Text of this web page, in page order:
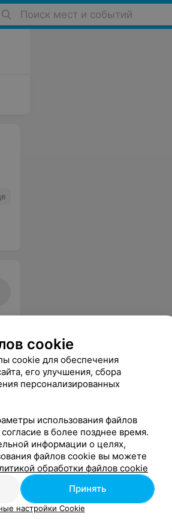
Поиск мест и событий
cookie
cookie для обеспечения
его улучшения, сбора
персонализированных
использования файлов
в более позднее время.
информации о целях,
файлов cookie вы можете
обработки файлов cookie
Принять
настройки Cookie